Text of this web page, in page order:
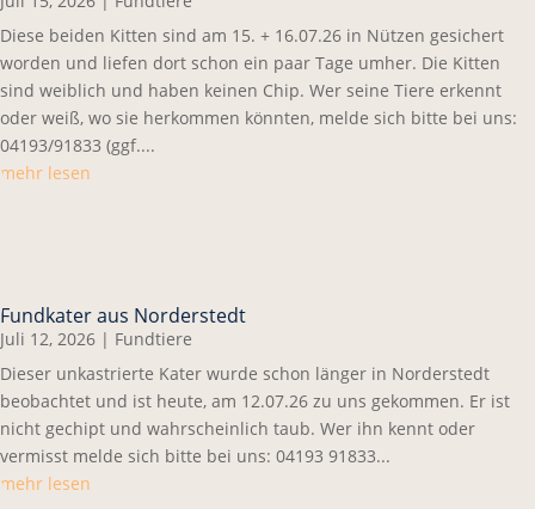
Diese beiden Kitten sind am 15. + 16.07.26 in Nützen gesichert
worden und liefen dort schon ein paar Tage umher. Die Kitten
sind weiblich und haben keinen Chip. Wer seine Tiere erkennt
oder weiß, wo sie herkommen könnten, melde sich bitte bei uns:
04193/91833 (ggf....
mehr lesen
Fundkater aus Norderstedt
Juli 12, 2026 | Fundtiere
Dieser unkastrierte Kater wurde schon länger in Norderstedt
beobachtet und ist heute, am 12.07.26 zu uns gekommen. Er ist
nicht gechipt und wahrscheinlich taub. Wer ihn kennt oder
vermisst melde sich bitte bei uns: 04193 91833...
mehr lesen